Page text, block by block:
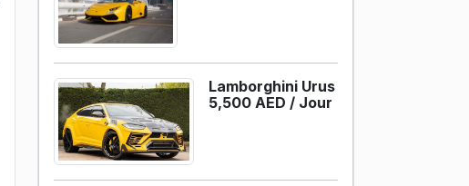
Lamborghini Urus
5,500 AED / Jour